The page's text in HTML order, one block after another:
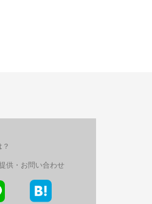
供・お問い合わせ